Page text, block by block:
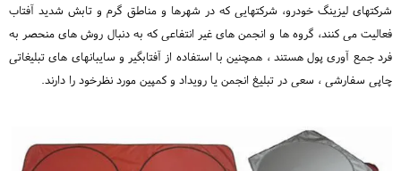
شرکتهای لیزینگ خودرو، شرکتهایی که در شهرها و مناطق گرم و تابش شدید آفتاب
فعالیت می کنند، گروه ها و انجمن های غیر انتفاعی که به دنبال روش های منحصر به
فرد جمع آوری پول هستند ، همچنین با استفاده از آفتابگیر و سایبانهای های تبلیغاتی
چاپی سفارشی ، سعی در تبلیغ انجمن یا رویداد و کمپین مورد نظرخود را دارند.